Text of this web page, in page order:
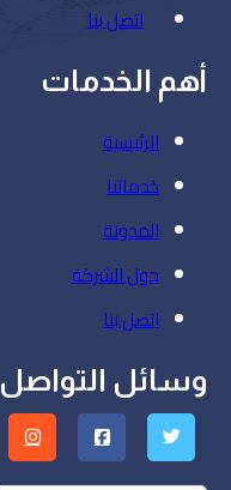
اتصل بنا
أهم الخدمات
الرئيسية
خدماتنا
المدونة
حول الشركة
اتصل بنا
وسائل التواصل